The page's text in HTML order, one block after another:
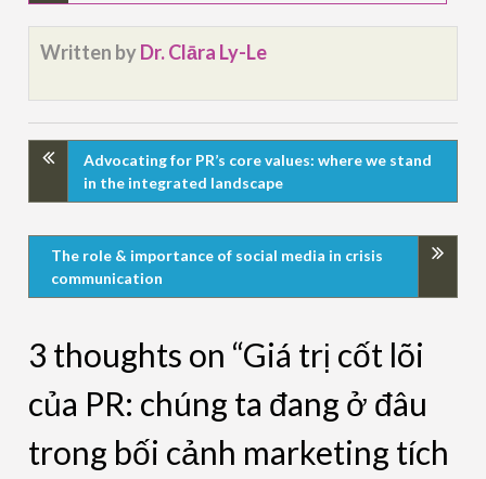
Written byDr. Clāra Ly-Le
Advocating for PR’s core values: where we stand
in the integrated landscape
The role & importance of social media in crisis
communication
3 thoughts on “Giá trị cốt lõi
của PR: chúng ta đang ở đâu
trong bối cảnh marketing tích